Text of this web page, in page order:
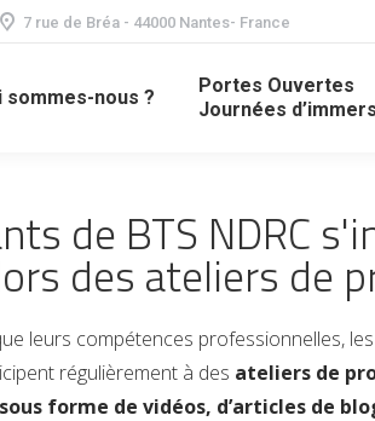
7 rue de Bréa - 44000 Nantes- France
sommes-nous ?
Portes Ouvertes
Journées
de BTS NDRC
des ateliers de
leurs compétences professionnelles,
régulièrement à des ateliers de
forme de vidéos, d’articles de